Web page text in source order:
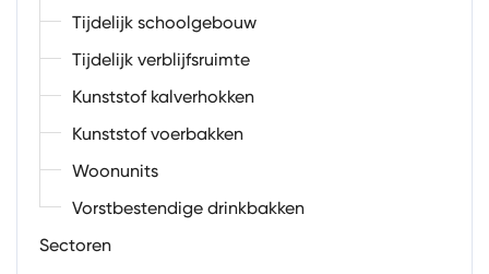
Tijdelijk schoolgebouw
Tijdelijk verblijfsruimte
Kunststof kalverhokken
Kunststof voerbakken
Woonunits
Vorstbestendige drinkbakken
Sectoren